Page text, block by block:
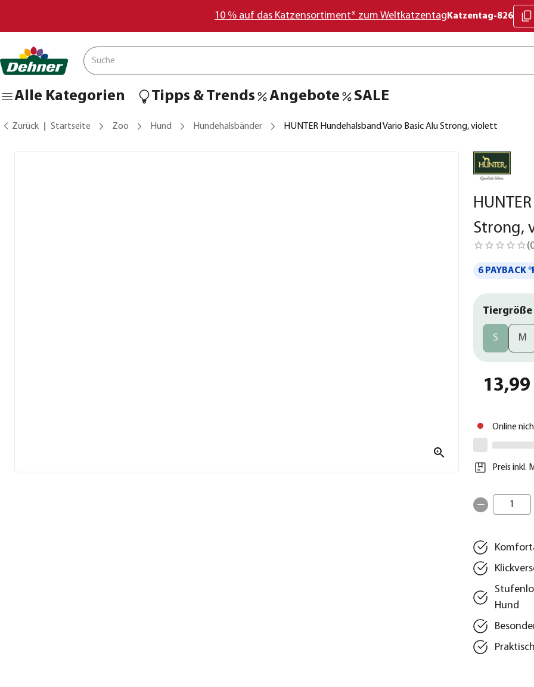
10 % auf das Katzensortiment* zum Weltkatzentag Katzentag-826
Alle Kategorien Tipps & Trends Angebote SALE
Zurück Startseite Zoo Hund Hundehalsbänder HUNTER Hundehalsband Vario Basic Alu Strong, violett
Strong,
(
6 PAYBACK
Tiergröße
S M
13,99
Online
Preis inkl.
1
Hund